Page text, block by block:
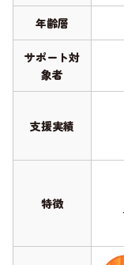
年齢層
サポート対
象者
支援実績
特徴